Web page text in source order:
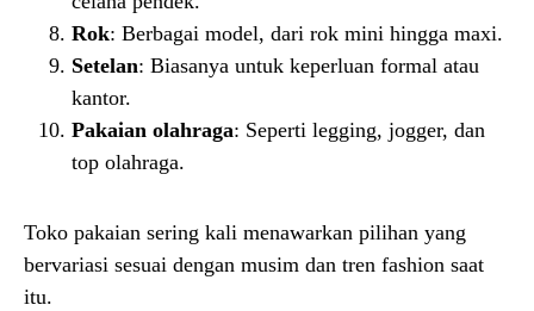
Rok: Berbagai model, dari rok mini hingga maxi.
Setelan: Biasanya untuk keperluan formal atau
kantor.
Pakaian olahraga: Seperti legging, jogger, dan
top olahraga.
Toko pakaian sering kali menawarkan pilihan yang
bervariasi sesuai dengan musim dan tren fashion saat
itu.